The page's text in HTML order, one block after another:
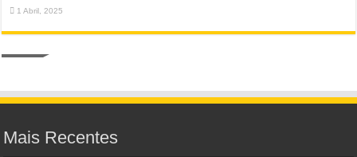
1 Abril, 2025
Mais Recentes